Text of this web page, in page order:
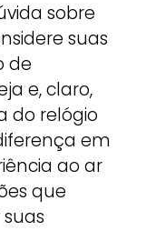
sobre
suas
de
e, claro,
do relógio
em
ao ar
que